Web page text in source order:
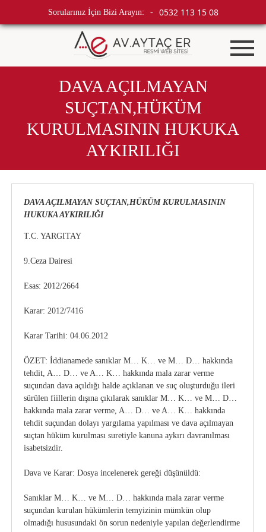
Sorularınız İçin Bizi Arayın: - 0532 113 15 08
DAVA AÇILMAYAN
SUÇTAN,HÜKÜM
KURULMASININ HUKUKA
AYKIRILIĞI
DAVA AÇILMAYAN SUÇTAN,HÜKÜM KURULMASININ
HUKUKA AYKIRILIĞI
T.C. YARGITAY
9.Ceza Dairesi
Esas: 2012/2664
Karar: 2012/7416
Karar Tarihi: 04.06.2012
ÖZET: İddianamede sanıklar M… K… ve M… D… hakkında
tehdit, A… D… ve A… K… hakkında mala zarar verme
suçundan dava açıldığı halde açıklanan ve suç oluşturduğu ileri
sürülen fiillerin dışına çıkılarak sanıklar M… K… ve M… D…
hakkında mala zarar verme, A… D… ve A… K… hakkında
tehdit suçundan dolayı yargılama yapılması ve dava açılmayan
suçtan hüküm kurulması suretiyle kanuna aykırı davranılması
isabetsizdir.
Dava ve Karar: Dosya incelenerek gereği düşünüldü:
Sanıklar M… K… ve M… D… hakkında mala zarar verme
suçundan kurulan hükümlerin temyizinin mümkün olup
olmadığı hususundaki ön sorun nedeniyle yapılan değerlendirme